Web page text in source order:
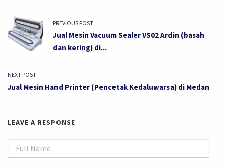
PREVIOUS POST
Jual Mesin Vacuum Sealer VS02 Ardin (basah
dan kering) di...
NEXT POST
Jual Mesin Hand Printer (Pencetak Kedaluwarsa) di Medan
LEAVE A RESPONSE